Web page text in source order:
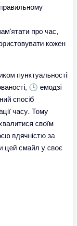
про час,
кожен
пунктуальності
🕒 емодзі
спосіб
часу. Тому
своїм
вдячністю за
цей смайл у своє